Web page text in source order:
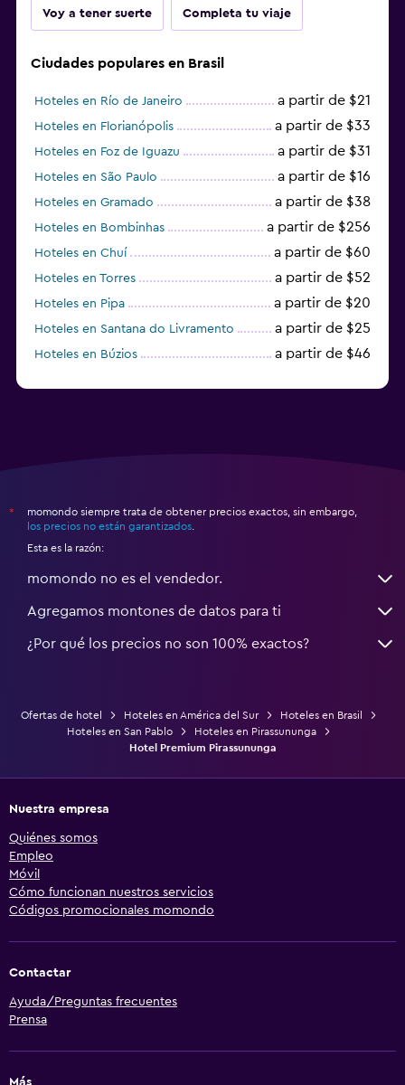
Voy a tener suerte Completa tu viaje
Ciudades populares en Brasil
Hoteles en Río de Janeiro a partir de $21
Hoteles en Florianópolis a partir de $33
Hoteles en Foz de Iguazu a partir de $31
Hoteles en São Paulo a partir de $16
Hoteles en Gramado a partir de $38
Hoteles en Bombinhas a partir de $256
Hoteles en Chuí a partir de $60
Hoteles en Torres a partir de $52
Hoteles en Pipa a partir de $20
Hoteles en Santana do Livramento a partir de $25
Hoteles en Búzios a partir de $46
*
momondo siempre trata de obtener precios exactos, sin embargo,
los precios no están garantizados
Esta es la razón:
momondo no es el vendedor.
Agregamos montones de datos para ti
¿Por qué los precios no son 100% exactos?
Ofertas de hotel Hoteles en América del Sur
Hoteles en Brasil
Hoteles en San Pablo
Hoteles en Pirassununga
Hotel Premium Pirassununga
Nuestra empresa
Quiénes somos
Empleo
Móvil
Cómo funcionan nuestros servicios
Códigos promocionales momondo
Contactar
Ayuda/Preguntas frecuentes
Prensa
Más